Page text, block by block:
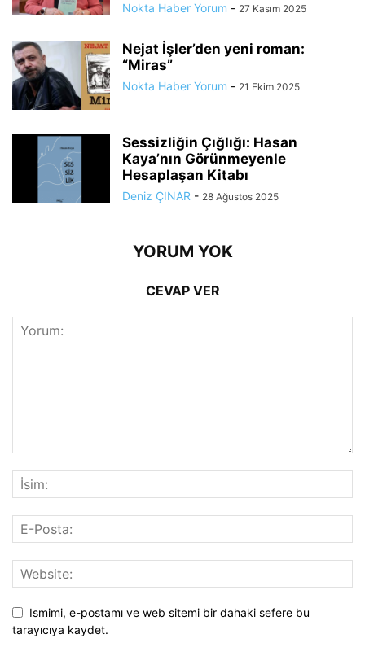
Nokta Haber Yorum - 27 Kasım 2025
Nejat İşler’den yeni roman:
“Miras”
Nokta Haber Yorum - 21 Ekim 2025
Sessizliğin Çığlığı: Hasan
Kaya’nın Görünmeyenle
Hesaplaşan Kitabı
Deniz ÇINAR - 28 Ağustos 2025
YORUM YOK
CEVAP VER
Ismimi, e-postamı ve web sitemi bir dahaki sefere bu
tarayıcıya kaydet.